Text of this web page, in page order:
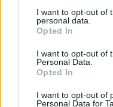
I want to opt-out of
personal data.
Opted In
I want to opt-out of
Personal Data.
Opted In
I want to opt-out of
Personal Data for
héten kezdi a
Egyesült
kibocsátás A forint
az